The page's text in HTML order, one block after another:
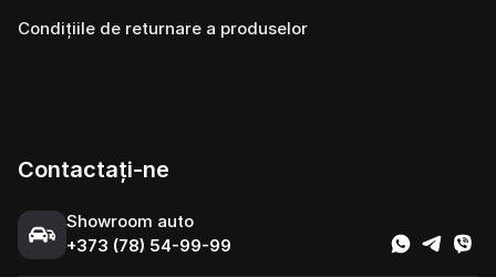
Condițiile de returnare a produselor
Contactați-ne
Showroom auto
+373 (78) 54-99-99